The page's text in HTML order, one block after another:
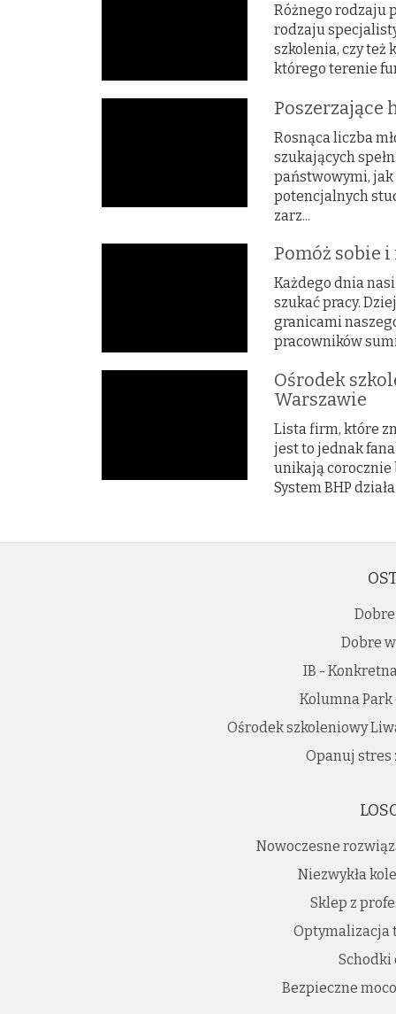
Różnego rodzaju
rodzaju
szkolenia, czy też
którego terenie
Poszerzające
Rosnąca liczba
szukających
państwowymi,
potencjalnych
zarz...
Pomóż sobie
Każdego dnia
szukać pracy.
granicami
pracowników
Ośrodek
Warszawie
Lista firm, które
jest to jednak
unikają corocznie
System BHP
Dobre
IB -
Kolumna
Ośrodek szkoleniowy
Opanuj stres
Nowoczesne
Niezwykła
Sklep z
Optymalizacja
Schodki
Bezpieczne